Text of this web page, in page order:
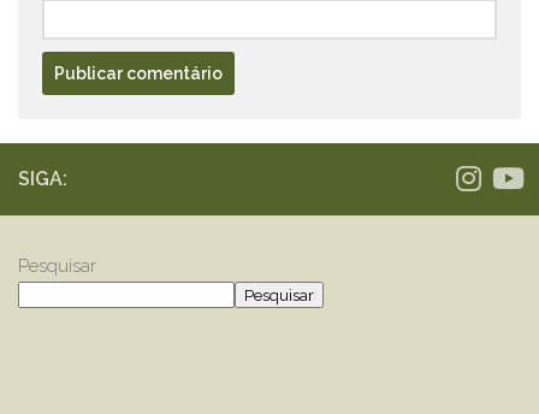
SIGA:
Pesquisar
Pesquisar